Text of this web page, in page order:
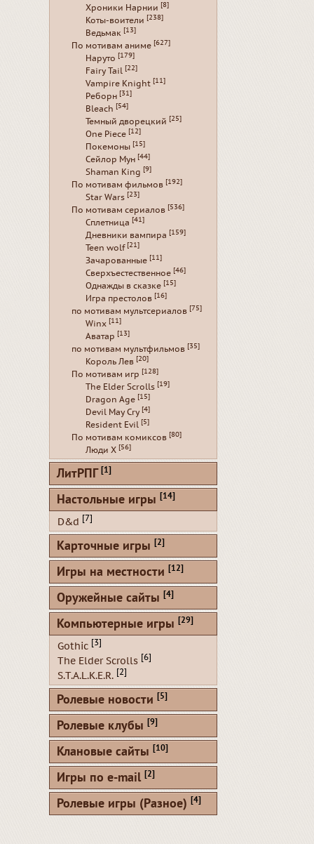
Хроники Нарнии [8]
Коты-воители [238]
Ведьмак [13]
По мотивам аниме [627]
Наруто [179]
Fairy Tail [22]
Vampire Knight [11]
Реборн [31]
Bleach [54]
Темный дворецкий [25]
One Piece [12]
Покемоны [15]
Сейлор Мун [44]
Shaman King [9]
По мотивам фильмов [192]
Star Wars [23]
По мотивам сериалов [536]
Сплетница [41]
Дневники вампира [159]
Teen wolf [21]
Зачарованные [11]
Сверхъестественное [46]
Однажды в сказке [15]
Игра престолов [16]
по мотивам мультсериалов [75]
Winx [11]
Аватар [13]
по мотивам мультфильмов [35]
Король Лев [20]
По мотивам игр [128]
The Elder Scrolls [19]
Dragon Age [15]
Devil May Cry [4]
Resident Evil [5]
По мотивам комиксов [80]
Люди Х [56]
ЛитРПГ [1]
Настольные игры [14]
D&d [7]
Карточные игры [2]
Игры на местности [12]
Оружейные сайты [4]
Компьютерные игры [29]
Gothic [3]
The Elder Scrolls [6]
S.T.A.L.K.E.R. [2]
Ролевые новости [5]
Ролевые клубы [9]
Клановые сайты [10]
Игры по e-mail [2]
Ролевые игры (Разное) [4]